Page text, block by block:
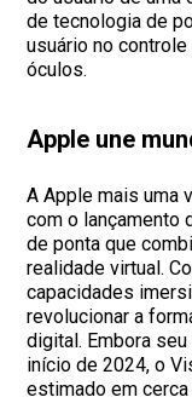
de tecnologia de
usuário no
óculos.
Apple une
A Apple mais uma
com o lançamento
de ponta que
realidade virtual.
capacidades
revolucionar a
digital. Embora
início de 2024, o
estimado em cerca